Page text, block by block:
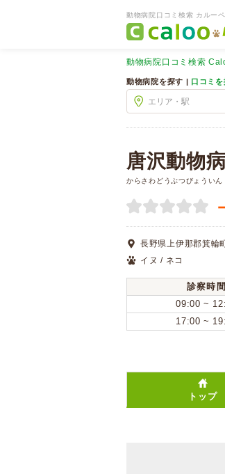
動物病院口コミ検索 カルーペ
動物病院口コミ検索
動物病院を探す | 口コミを
唐沢動物
からさわどうぶつびょういん
長野県上伊那郡箕輪
イヌ / ネコ
診察時間
09:00 ~
17:00 ~
トップ